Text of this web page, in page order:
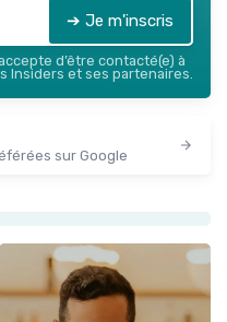
➔ Je m'inscris
d’être contacté(e) à
Insiders et ses partenaires.
sur Google